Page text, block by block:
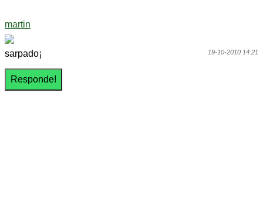
martin
19-10-2010 14:21
sarpado¡